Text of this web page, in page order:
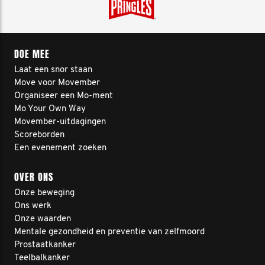
DOE MEE
Laat een snor staan
Move voor Movember
Organiseer een Mo-ment
Mo Your Own Way
Movember-uitdagingen
Scoreborden
Een evenement zoeken
OVER ONS
Onze beweging
Ons werk
Onze waarden
Mentale gezondheid en preventie van zelfmoord
Prostaatkanker
Teelbalkanker